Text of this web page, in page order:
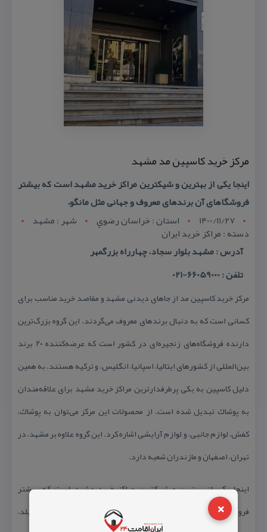
×
مركز خرید كاسپین مد مشهد
اینجا یكی از بهترین و شیكترین مراكز خرید مشهد است كه بیشتر
فروشگاهای آن برندهای معروف و جهانی مثل مانگو،
1400/11/27
استان : خراسان رضوي شهر : مشهد
دسته : مراكز خرید ایران
آدرس : مشهد بلوار سجاد، چهارراه بزرگمهر
تلفن : 66059000-021
مركز خرید كاسپین مد ازجاهای دیدنی مشهدو مقاصد خرید مناسب برای
كسانی است كه به دنبال برندهای معروف می‌گردند. این گروه بزرگ‌ترین
دارنده فروشگاه‌های زنجیره‌ای در كشور است كه عرضه‌كننده ۲۰ برند
بین‌المللی از كشورهای ایتالیا، اسپانیا، انگلیس، و تركیه هستند. به همین
دلیل كاسپین به یكی پرطرفدارترین مراكز خرید مشهد برای علاقه‌مندان
به پوشاك تبدیل شده است. از محصولات این مركز می‌توان به پوشاك،
كفش، لوازم جانبی، و لوازم آرایشی اشاره كرد. این گروه علاوه بر مشهد، در
تهران، اصفهان و مازندران شعبه دارد.
اینجا یكی از بهترین و شیكترین مراكز خرید مشهد است كه بیشتر
فروشگاهای آن برندهای معروف و جهانی مثل مانگو، اسپرینگ فیلد،